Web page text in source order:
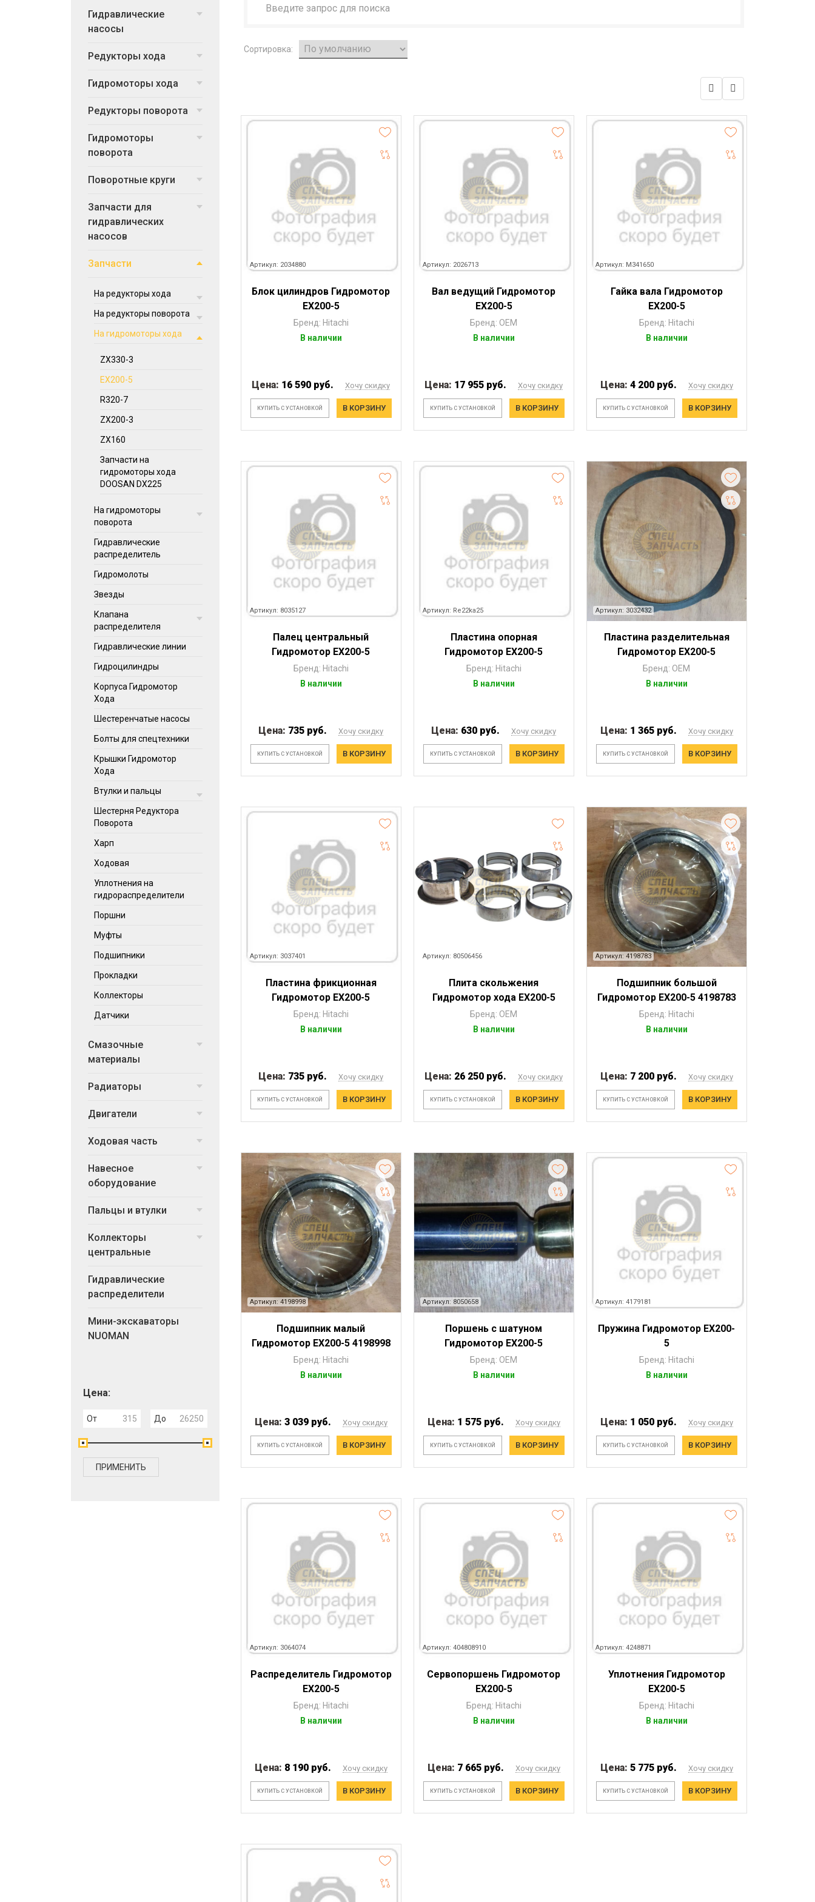
Гидравлические
насосы
Редукторы хода
Гидромоторы хода
Редукторы поворота
Гидромоторы
поворота
Поворотные круги
Запчасти для
гидравлических
насосов
Запчасти
На редукторы хода
На редукторы поворота
На гидромоторы хода
ZX330-3
EX200-5
R320-7
ZX200-3
ZX160
Запчасти на
гидромоторы хода
DOOSAN DX225
На гидромоторы
поворота
Гидравлические
распределитель
Гидромолоты
Звезды
Клапана
распределителя
Гидравлические линии
Гидроцилиндры
Корпуса Гидромотор
Хода
Шестеренчатые насосы
Болты для спецтехники
Крышки Гидромотор
Хода
Втулки и пальцы
Шестерня Редуктора
Поворота
Харп
Ходовая
Уплотнения на
гидрораспределители
Поршни
Муфты
Подшипники
Прокладки
Коллекторы
Датчики
Смазочные
материалы
Радиаторы
Двигатели
Ходовая часть
Навесное
оборудование
Пальцы и втулки
Коллекторы
центральные
Гидравлические
распределители
Мини-экскаваторы
NUOMAN
Цена:
От До
ПРИМЕНИТЬ
Сортировка:
Артикул: 2034880
Блок цилиндров Гидромотор
EX200-5
Бренд: Hitachi
В наличии
Цена: 16 590 руб. Хочу скидку
КУПИТЬ С УСТАНОВКОЙ В КОРЗИНУ
Артикул: 2026713
Вал ведущий Гидромотор
EX200-5
Бренд: OEM
В наличии
Цена: 17 955 руб. Хочу скидку
КУПИТЬ С УСТАНОВКОЙ В КОРЗИНУ
Артикул: M341650
Гайка вала Гидромотор
EX200-5
Бренд: Hitachi
В наличии
Цена: 4 200 руб. Хочу скидку
КУПИТЬ С УСТАНОВКОЙ В КОРЗИНУ
Артикул: 8035127
Палец центральный
Гидромотор EX200-5
Бренд: Hitachi
В наличии
Цена: 735 руб. Хочу скидку
КУПИТЬ С УСТАНОВКОЙ В КОРЗИНУ
Артикул: Re22ka25
Пластина опорная
Гидромотор EX200-5
Бренд: Hitachi
В наличии
Цена: 630 руб. Хочу скидку
КУПИТЬ С УСТАНОВКОЙ В КОРЗИНУ
Артикул: 3032432
Пластина разделительная
Гидромотор EX200-5
Бренд: OEM
В наличии
Цена: 1 365 руб. Хочу скидку
КУПИТЬ С УСТАНОВКОЙ В КОРЗИНУ
Артикул: 3037401
Пластина фрикционная
Гидромотор EX200-5
Бренд: Hitachi
В наличии
Цена: 735 руб. Хочу скидку
КУПИТЬ С УСТАНОВКОЙ В КОРЗИНУ
Артикул: 80506456
Плита скольжения
Гидромотор хода EX200-5
Бренд: OEM
В наличии
Цена: 26 250 руб. Хочу скидку
КУПИТЬ С УСТАНОВКОЙ В КОРЗИНУ
Артикул: 4198783
Подшипник большой
Гидромотор EX200-5 4198783
Бренд: Hitachi
В наличии
Цена: 7 200 руб. Хочу скидку
КУПИТЬ С УСТАНОВКОЙ В КОРЗИНУ
Артикул: 4198998
Подшипник малый
Гидромотор EX200-5 4198998
Бренд: Hitachi
В наличии
Цена: 3 039 руб. Хочу скидку
КУПИТЬ С УСТАНОВКОЙ В КОРЗИНУ
Артикул: 8050658
Поршень с шатуном
Гидромотор EX200-5
Бренд: OEM
В наличии
Цена: 1 575 руб. Хочу скидку
КУПИТЬ С УСТАНОВКОЙ В КОРЗИНУ
Артикул: 4179181
Пружина Гидромотор EX200-
5
Бренд: Hitachi
В наличии
Цена: 1 050 руб. Хочу скидку
КУПИТЬ С УСТАНОВКОЙ В КОРЗИНУ
Артикул: 3064074
Распределитель Гидромотор
EX200-5
Бренд: Hitachi
В наличии
Цена: 8 190 руб. Хочу скидку
КУПИТЬ С УСТАНОВКОЙ В КОРЗИНУ
Артикул: 404808910
Сервопоршень Гидромотор
EX200-5
Бренд: Hitachi
В наличии
Цена: 7 665 руб. Хочу скидку
КУПИТЬ С УСТАНОВКОЙ В КОРЗИНУ
Артикул: 4248871
Уплотнения Гидромотор
EX200-5
Бренд: Hitachi
В наличии
Цена: 5 775 руб. Хочу скидку
КУПИТЬ С УСТАНОВКОЙ В КОРЗИНУ